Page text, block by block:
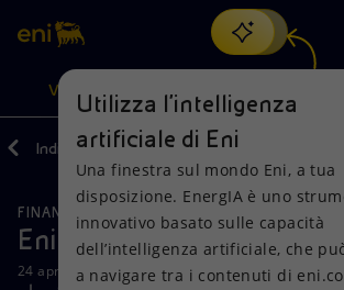
Cerca
scopri EnergIA, la nostra nuova
artificiale.
VISIONE
Visione
Mission e valori
Azioni
Diversificazione energetica
Prodotti
Casa
Indietro Media Comunicati Stampa
FINANZA, STRATEGIA E REPORT
Eni: risultati del primo
24 aprile 2020 - 07:45 CEST
Utilizza l'intelligenza
artificiale di Eni
Una finestra sul mondo Eni, a tua
disposizione. EnergIA è uno
innovativo basato sulle capacità
dell’intelligenza artificiale, che
a navigare tra i contenuti di